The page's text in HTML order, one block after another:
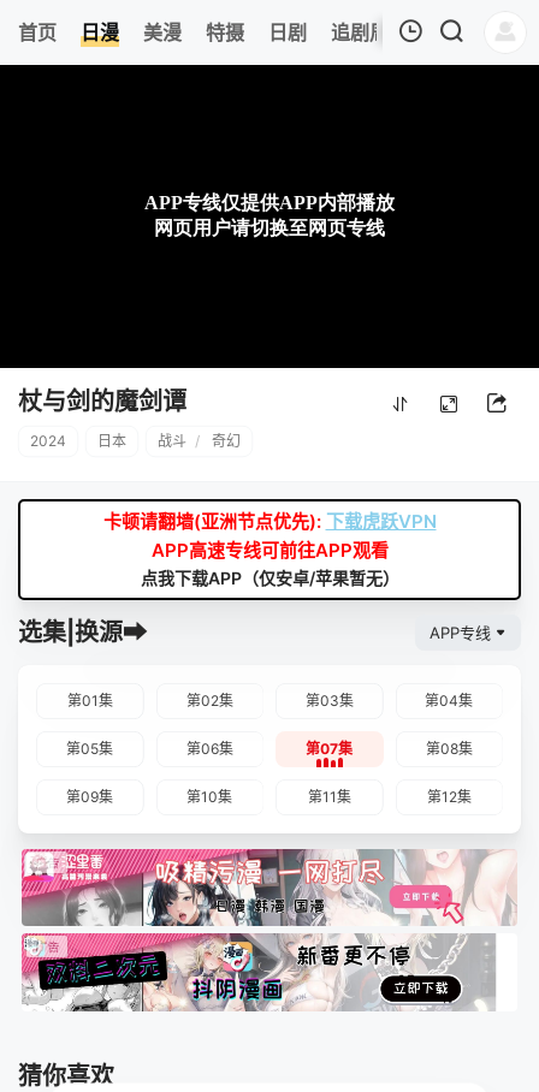
首页 日漫 美漫 特摄 日剧 追剧周表 今日更新
杖与剑的魔剑谭
2024 日本 战斗 / 奇幻
卡顿请翻墙(亚洲节点优先): 下载虎跃VPN
APP高速专线可前往APP观看
点我下载APP（仅安卓/苹果暂无）
选集|换源➡ APP专线
第01集 第02集 第03集 第04集
第05集 第06集 第07集 第08集
第09集 第10集 第11集 第12集
猜你喜欢